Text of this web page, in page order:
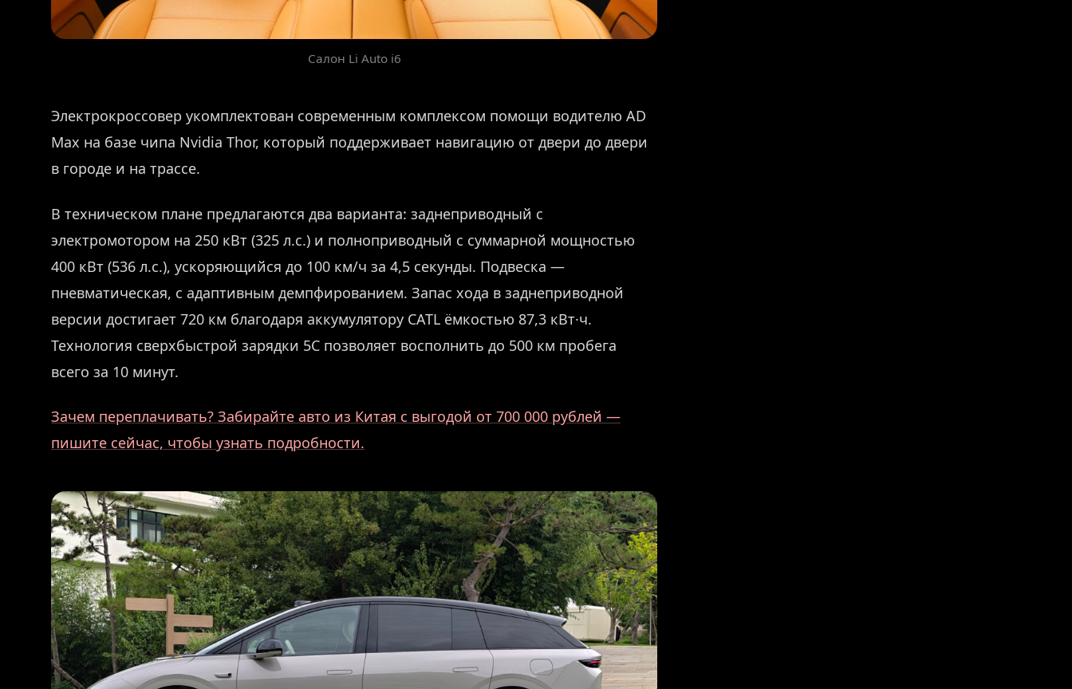
Салон Li Auto i6
Электрокроссовер укомплектован современным комплексом помощи водителю AD
Max на базе чипа Nvidia Thor, который поддерживает навигацию от двери до двери
в городе и на трассе.
В техническом плане предлагаются два варианта: заднеприводный с
электромотором на 250 кВт (325 л.с.) и полноприводный с суммарной мощностью
400 кВт (536 л.с.), ускоряющийся до 100 км/ч за 4,5 секунды. Подвеска —
пневматическая, с адаптивным демпфированием. Запас хода в заднеприводной
версии достигает 720 км благодаря аккумулятору CATL ёмкостью 87,3 кВт·ч.
Технология сверхбыстрой зарядки 5C позволяет восполнить до 500 км пробега
всего за 10 минут.
Зачем переплачивать? Забирайте авто из Китая с выгодой от 700 000 рублей —
пишите сейчас, чтобы узнать подробности.